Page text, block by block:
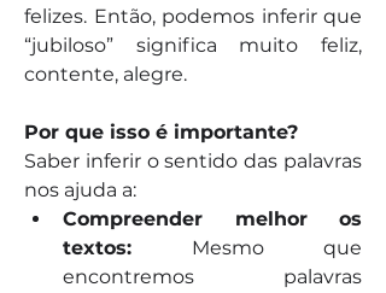
felizes. Então, podemos inferir que
“jubiloso” significa muito feliz,
contente, alegre.
Por que isso é importante?
Saber inferir o sentido das palavras
nos ajuda a:
Compreender melhor os
textos: Mesmo que
encontremos palavras